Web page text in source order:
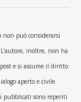
può considerarsi
inoltre, non ha
e si assume il diritto
aperto e civile.
pubblicati sono reperiti